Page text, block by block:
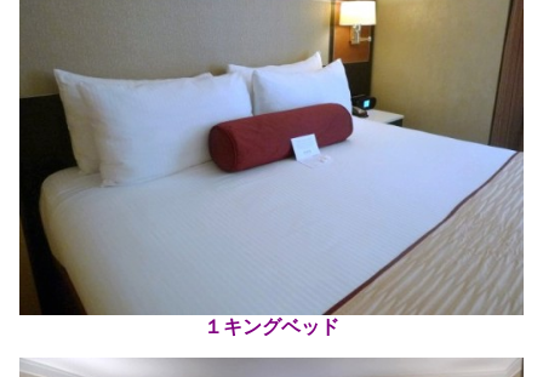
１キングベッド